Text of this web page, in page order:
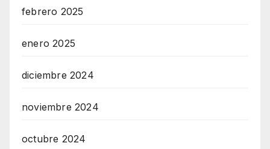
febrero 2025
enero 2025
diciembre 2024
noviembre 2024
octubre 2024